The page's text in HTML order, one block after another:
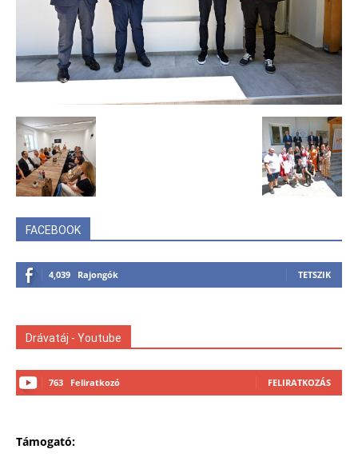
FACEBOOK
4,039 Rajongók TETSZIK
Drávatáj - Youtube
763 Feliratkozó FELIRATKOZÁS
Támogató: